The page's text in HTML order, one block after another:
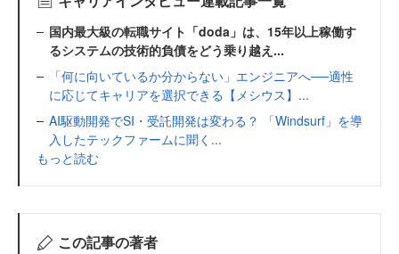
国内最大級の転職サイト「doda」は、15年以上稼働す
るシステムの技術的負債をどう乗り越え...
「何に向いているか分からない」エンジニアへ──適性
に応じてキャリアを選択できる【メシウス】...
AI駆動開発でSI・受託開発は変わる？ 「Windsurf」を導
入したテックファームに聞く...
もっと読む
この記事の著者